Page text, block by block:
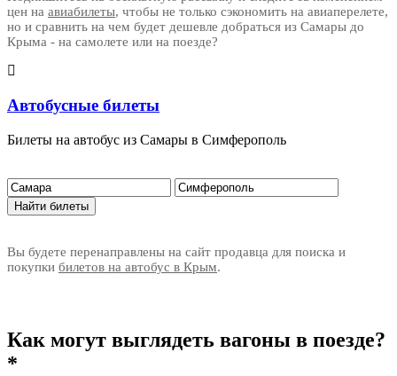
цен на авиабилеты, чтобы не только сэкономить на авиаперелете,
но и сравнить на чем будет дешевле добраться из Самары до
Крыма - на самолете или на поезде?
Автобусные билеты
Билеты на автобус из Самары в Симферополь
Вы будете перенаправлены на сайт продавца для поиска и
покупки билетов на автобус в Крым.
Как могут выглядеть вагоны в поезде?
*